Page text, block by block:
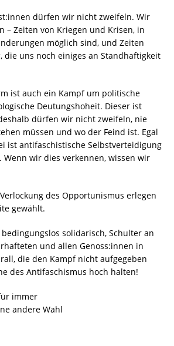
dürfen wir nicht zweifeln. Wir
– Zeiten von Kriegen und Krisen, in
möglich sind, und Zeiten
die uns noch einiges an Standhaftigkeit
ist auch ein Kampf um politische
Deutungshoheit. Dieser ist
dürfen wir nicht zweifeln, nie
müssen und wo der Feind ist. Egal
ist antifaschistische Selbstverteidigung
wir dies verkennen, wissen wir
des Opportunismus erlegen
gewählt.
solidarisch, Schulter an
und allen Genoss:innen in
die den Kampf nicht aufgegeben
des Antifaschismus hoch halten!
immer
andere Wahl